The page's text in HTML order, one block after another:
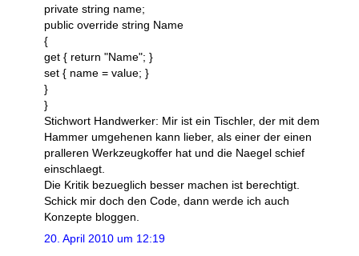
private string name;
public override string Name
{
get { return "Name"; }
set { name = value; }
}
}
Stichwort Handwerker: Mir ist ein Tischler, der mit dem
Hammer umgehenen kann lieber, als einer der einen
pralleren Werkzeugkoffer hat und die Naegel schief
einschlaegt.
Die Kritik bezueglich besser machen ist berechtigt.
Schick mir doch den Code, dann werde ich auch
Konzepte bloggen.
20. April 2010 um 12:19